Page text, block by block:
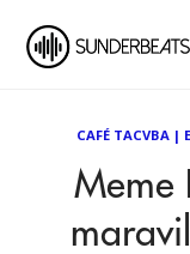
CAFÉ TACVBA|
Meme